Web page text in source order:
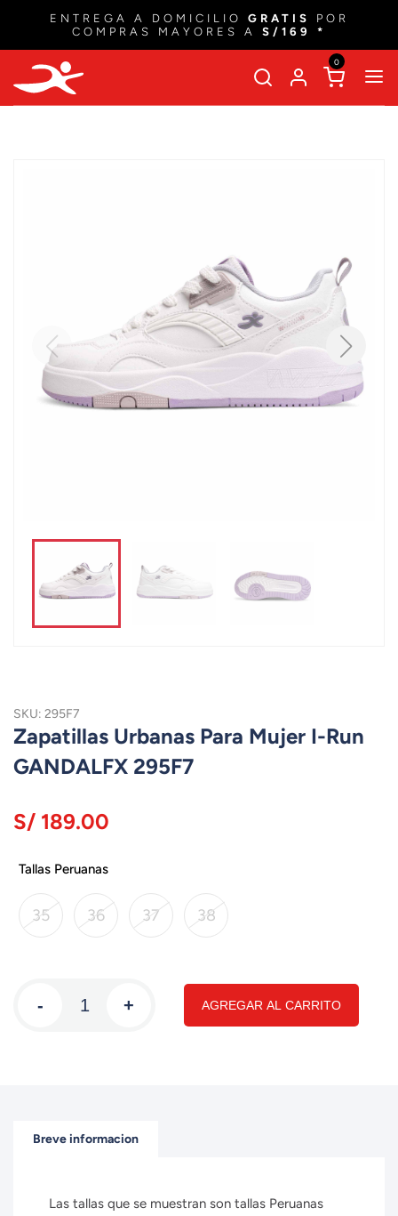
ENTREGA A DOMICILIO GRATIS
POR
COMPRAS MAYORES A S/169 *
0
SKU: 295F7
Zapatillas Urbanas Para Mujer I-Run
GANDALFX 295F7
S/ 189.00
Tallas Peruanas
35 36 37 38
- + AGREGAR AL CARRITO
Breve informacion
Las tallas que se muestran son tallas Peruanas